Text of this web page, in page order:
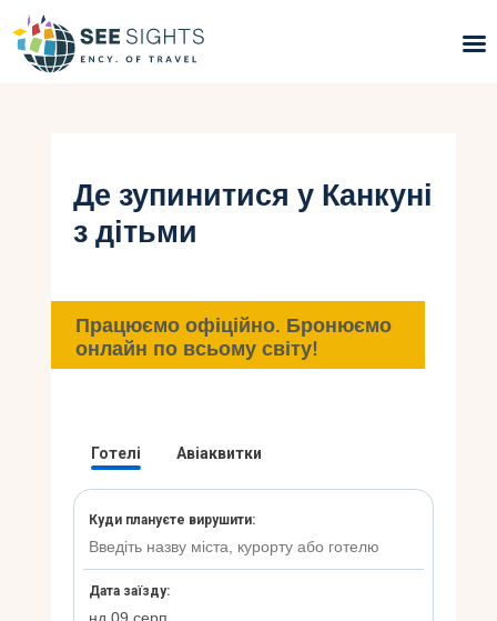
Гарячі тури
Типи Турів
Інфо
Контакти
Де зупинитися у Канкуні
з дітьми
Працюємо офіційно. Бронюємо
онлайн по всьому світу!